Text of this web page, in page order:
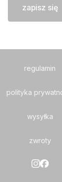
zapisz się
regulamin
polityka
wysyłka
zwroty